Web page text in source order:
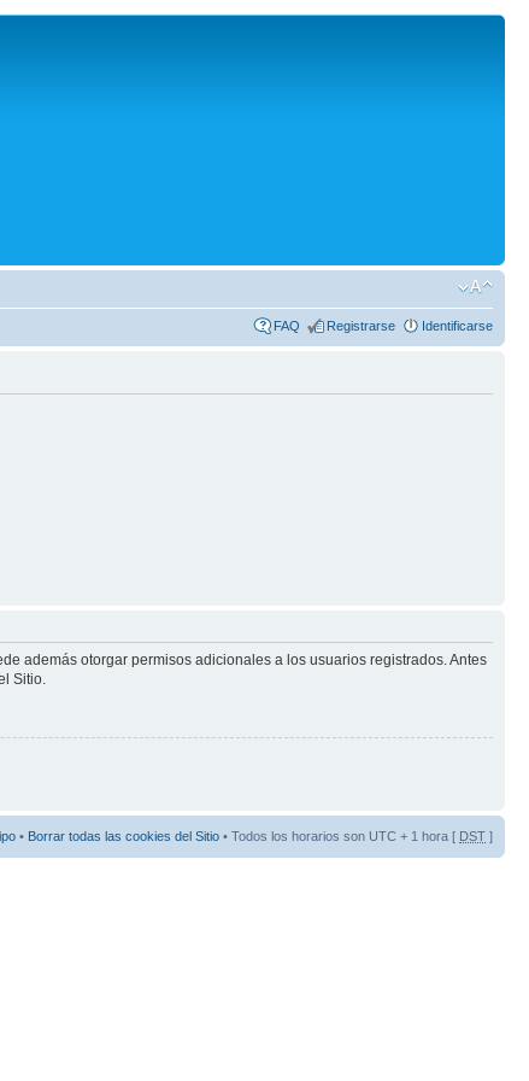
FAQ Registrarse Identificarse
además otorgar permisos adicionales a los usuarios registrados. Antes
Sitio.
• Borrar todas las cookies del Sitio • Todos los horarios son UTC + 1 hora [ DST ]